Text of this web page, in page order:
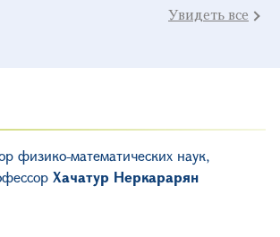
Увидеть все
физико-математических наук,
Хачатур Неркарарян